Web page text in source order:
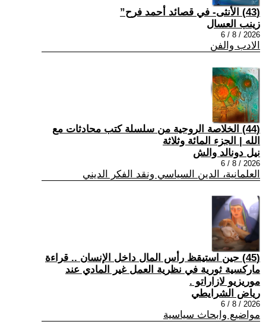
(43) الأنثى- في قصائد أحمد فرح”
زينب العسال
2026 / 8 / 6
الادب والفن
(44) الخلاصة الروحية من سلسلة كتب محادثات مع
الله | الجزء المائة وثلاثة
نيل دونالد والش
2026 / 8 / 6
العلمانية، الدين السياسي ونقد الفكر الديني
(45) حين استيقظ رأس المال داخل الإنسان .. قراءة
ماركسية ثورية في نظرية العمل غير المادي عند
موريزيو لازاراتو .
رياض الشرايطي
2026 / 8 / 6
مواضيع وابحاث سياسية